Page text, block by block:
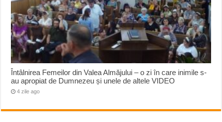
Întâlnirea Femeilor din Valea Almăjului – o zi în care inimile s-
au apropiat de Dumnezeu și unele de altele VIDEO
4 zile ago